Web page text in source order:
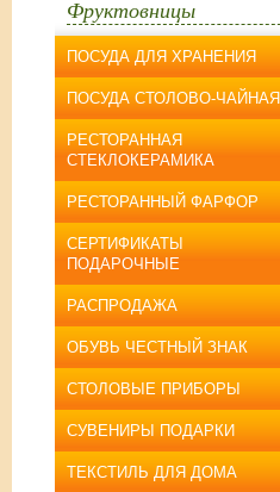
Фруктовницы
ПОСУДА ДЛЯ ХРАНЕНИЯ
ПОСУДА СТОЛОВО-ЧАЙНАЯ
РЕСТОРАННАЯ
СТЕКЛОКЕРАМИКА
РЕСТОРАННЫЙ ФАРФОР
СЕРТИФИКАТЫ
ПОДАРОЧНЫЕ
РАСПРОДАЖА
ОБУВЬ ЧЕСТНЫЙ ЗНАК
СТОЛОВЫЕ ПРИБОРЫ
СУВЕНИРЫ ПОДАРКИ
ТЕКСТИЛЬ ДЛЯ ДОМА